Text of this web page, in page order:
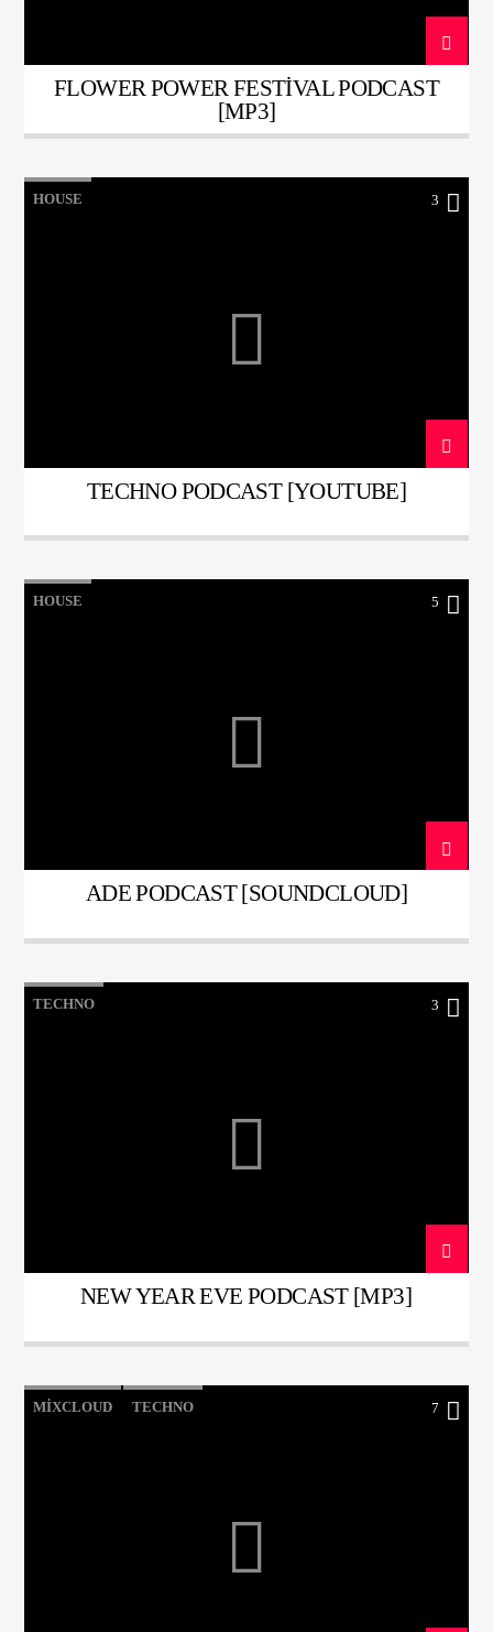
FLOWER POWER FESTIVAL PODCAST
[MP3]
HOUSE 3
TECHNO PODCAST [YOUTUBE]
HOUSE 5
ADE PODCAST [SOUNDCLOUD]
TECHNO 3
NEW YEAR EVE PODCAST [MP3]
MIXCLOUD TECHNO 7